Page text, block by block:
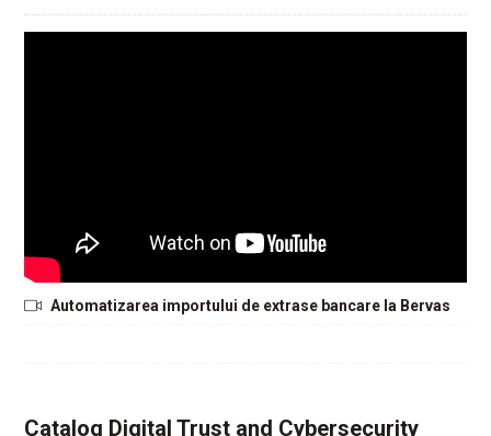
Automatizarea importului de extrase bancare la Bervas
Catalog Digital Trust and Cybersecurity